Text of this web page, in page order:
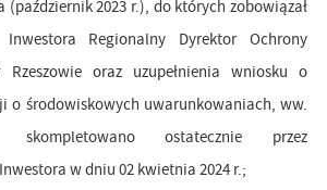
(październik 2023 r.), do których zobowiązał
Inwestora Regionalny Dyrektor Ochrony
Rzeszowie oraz uzupełnienia wniosku o
o środowiskowych uwarunkowaniach, ww.
skompletowano ostatecznie przez
w dniu 02 kwietnia 2024 r.;